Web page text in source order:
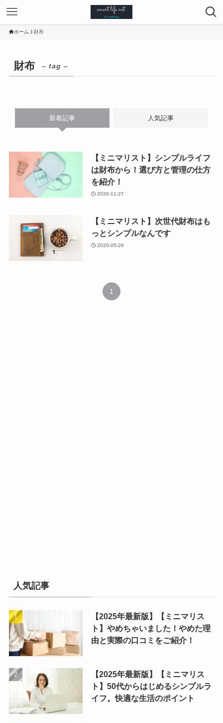
ホーム 財布
財布 – tag –
新着記事 人気記事
【ミニマリスト】シンプルライフ
は財布から！選び方と管理の仕方
を紹介！
2020-11-27
【ミニマリスト】次世代財布はも
っとシンプルなんです
2020-05-26
1
人気記事
【2025年最新版】【ミニマリス
ト】やめちゃいました！やめた理
由と実際の口コミをご紹介！
【2025年最新版】【ミニマリス
ト】50代からはじめるシンプルラ
イフ。快適な生活のポイント